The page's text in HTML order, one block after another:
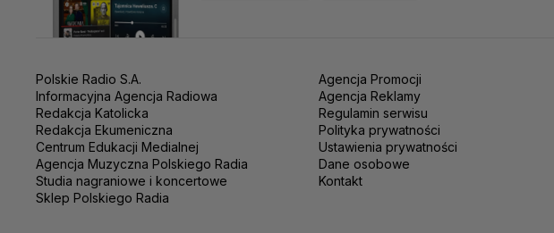
Polskie Radio S.A.
Informacyjna Agencja Radiowa
Redakcja Katolicka
Redakcja Ekumeniczna
Centrum Edukacji Medialnej
Agencja Muzyczna Polskiego Radia
Studia nagraniowe i koncertowe
Sklep Polskiego Radia
Agencja Promocji
Agencja Reklamy
Regulamin serwisu
Polityka prywatności
Ustawienia prywatności
Dane osobowe
Kontakt